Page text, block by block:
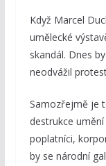
Když Marcel
umělecké
skandál. Dnes
neodvážil
Samozřejmě je
destrukce
poplatníci,
by se národní